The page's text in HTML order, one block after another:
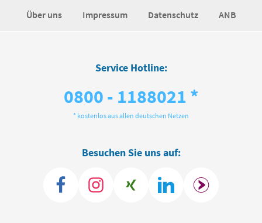
Über uns Impressum Datenschutz ANB
Service Hotline:
0800 - 1188021 *
* kostenlos aus allen deutschen Netzen
Besuchen Sie uns auf: